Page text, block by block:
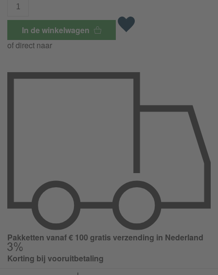
In de winkelwagen
of direct naar
Pakketten vanaf € 100 gratis verzending in Nederland
Korting bij vooruitbetaling